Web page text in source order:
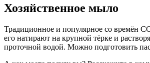
Хозяйственное мыло
Традиционное и популярное со времён
его натирают на крупной тёрке и
проточной водой. Можно подготовить